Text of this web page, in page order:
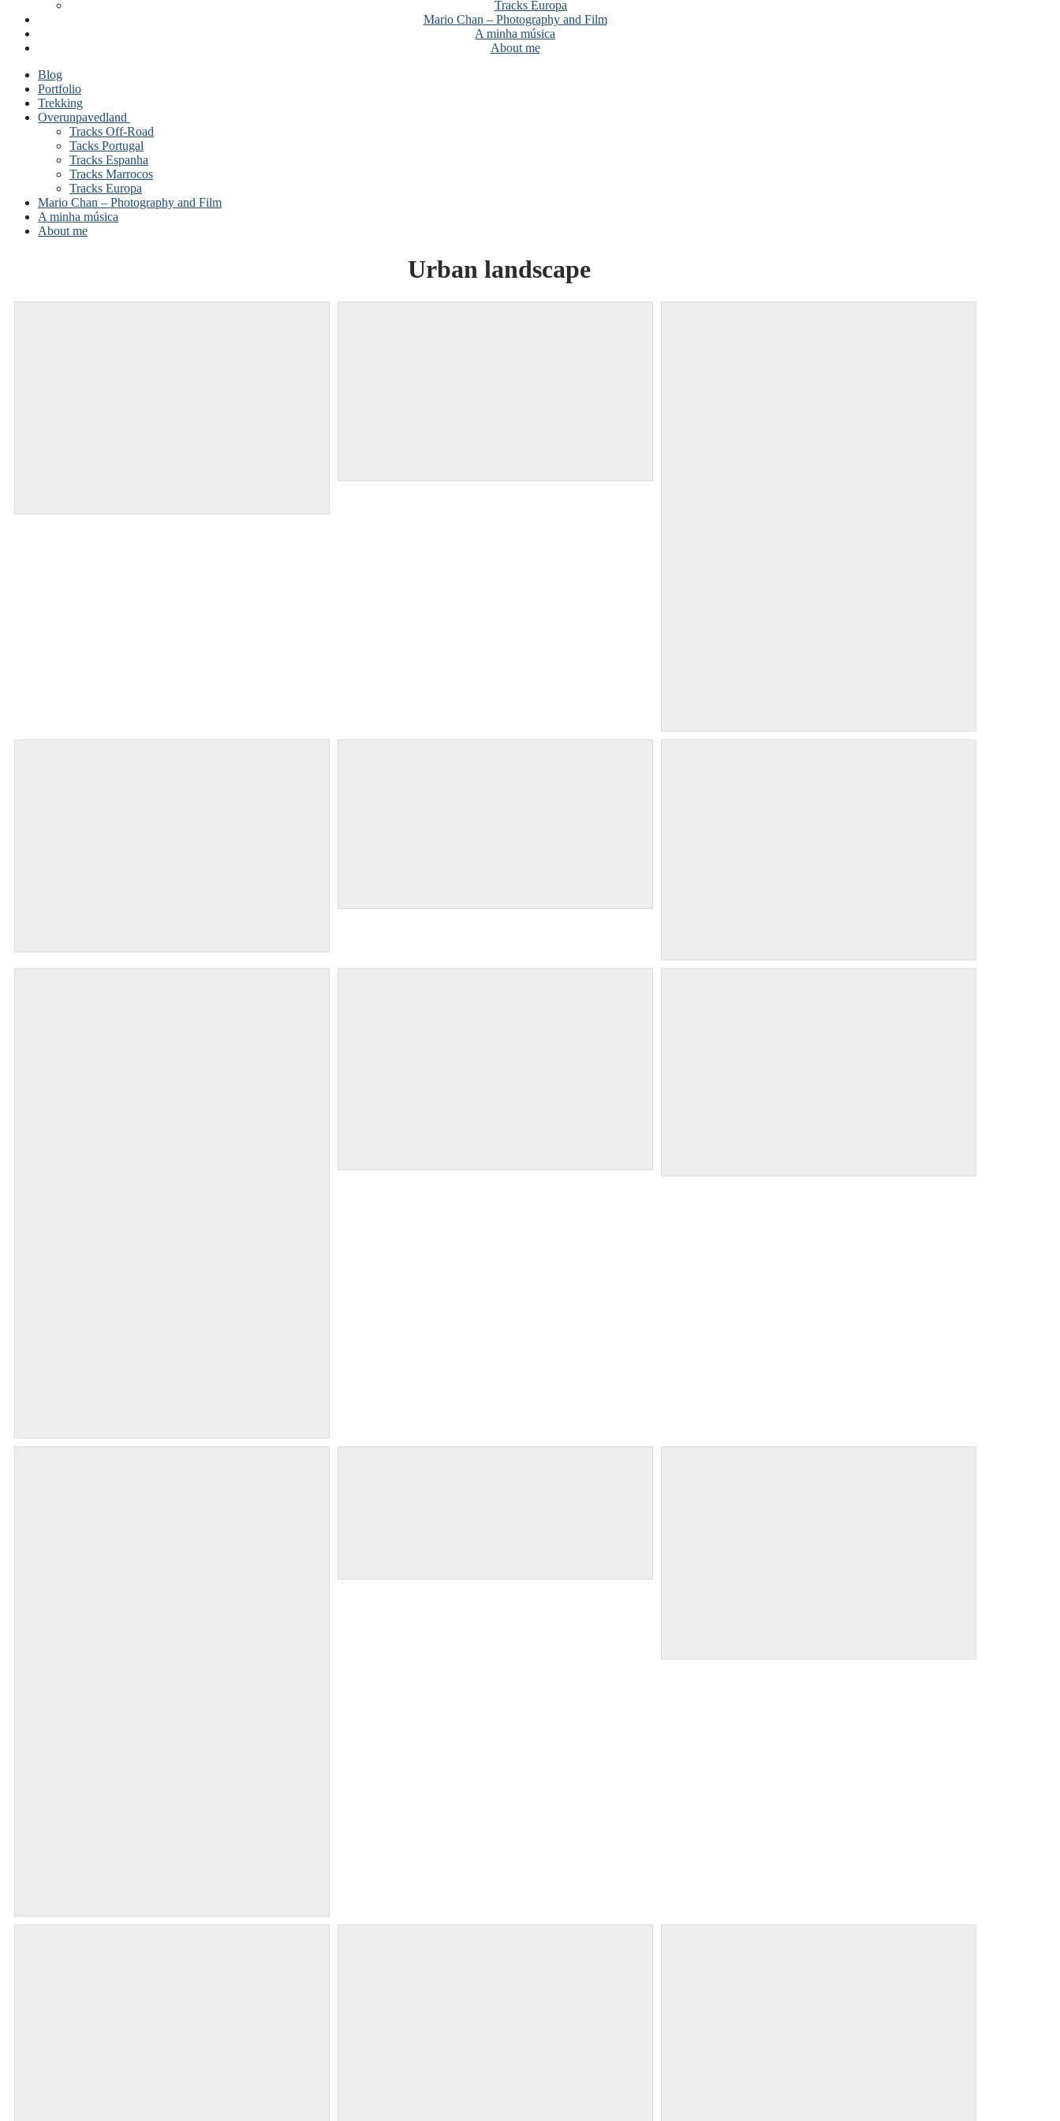
Tracks Europa
Mario Chan – Photography and Film
A minha música
About me
Blog
Portfolio
Trekking
Overunpavedland
Tracks Off-Road
Tacks Portugal
Tracks Espanha
Tracks Marrocos
Tracks Europa
Mario Chan – Photography and Film
A minha música
About me
Urban landscape